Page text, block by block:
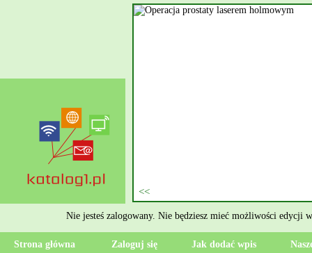
rzetelne układanie płytek
Rzeszów i dbamy o to,
gdy Twoja przestrzeń
przywracając ponownie
Nie jesteś zalogowany. Nie będziesz mieć możliwości edycji
Strona główna Zaloguj się Jak dodać wpis